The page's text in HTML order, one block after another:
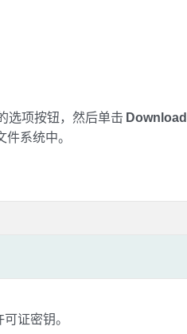
选项按钮，然后单击
系统中。
证密钥。